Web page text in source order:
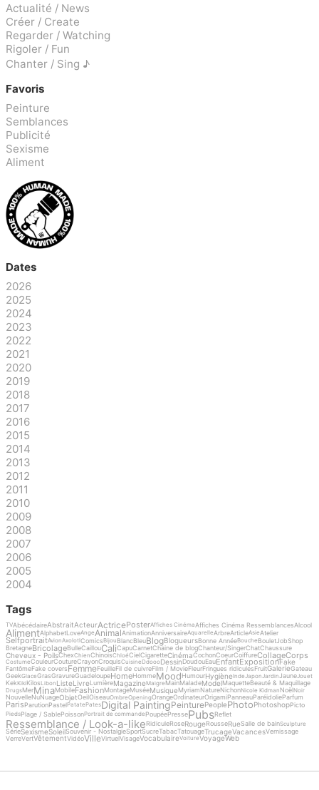
Actualité / News
Créer / Create
Regarder / Watching
Rigoler / Fun
Chanter / Sing ♪
Favoris
Peinture
Semblances
Publicité
Sexisme
Aliment
Dates
2026
2025
2024
2023
2022
2021
2020
2019
2018
2017
2016
2015
2014
2013
2012
2011
2010
2009
2008
2007
2006
2005
2004
Tags
TVAbécédaireAbstraitActeurActricePosterAffiches CinémaAffiches Cinéma RessemblancesAlcool
AlimentAlphabetLoveAnge AnimalAnimationAnniversaireAquarelleArbreArticleAsieAtelier
SelfportraitAvionAxolotlComicsBijou BlancBleuBlogBlogueursBonne AnnéeBouche BouletJobShop
BretagneBricolageBulleCaillouCaliCapuCarnetChaine de blogChanteur/SingerChatChaussure
Cheveux - PoilsChexChienChinoisChloéCielCigaretteCinémaCochonCoeurCoiffureCollageCorps
CostumeCouleurCoutureCrayonCroquisCuisineDdoooDessinDoudouEauEnfantExpositionFake
FantômeFake coversFemmeFeuilleFil de cuivreFilm / MovieFleurFringues ridiculesFruitGalerieGateau
GeekGlaceGrasGravureGuadeloupeHomeHommeMoodHumourHygièneInde Japon JardinJaune Jouet
KekKikiKilosLibon ListeLivreLumièreMagazineMaigre MainMaladeModelMaquetteBeauté & Maquillage
DrugsMerMinaMobileFashionMontageMuséeMusiqueMyriamNatureNichonNicole Kidman Noël Noir
NouvelleNuNuageObjetOeilOiseauOmbreOpeningOrangeOrdinateurOrigamiPanneauParéidolieParfum
ParisParutionPastelPatatePatesDigital PaintingPeinturePeoplePhotoPhotoshopPicto
PiedsPlage / SablePoissonPortrait de commande PoupéePressePubsReflet
Ressemblance / Look-a-likeRidiculeRoseRougeRousseRueSalle de bainSculpture
SérieSexismeSoleilSouvenir - NostalgieSportSucreTabacTatouageTrucageVacancesVernissage
VerreVertVêtementVidéoVilleVirtuelVisageVocabulaireVoitureVoyageWeb